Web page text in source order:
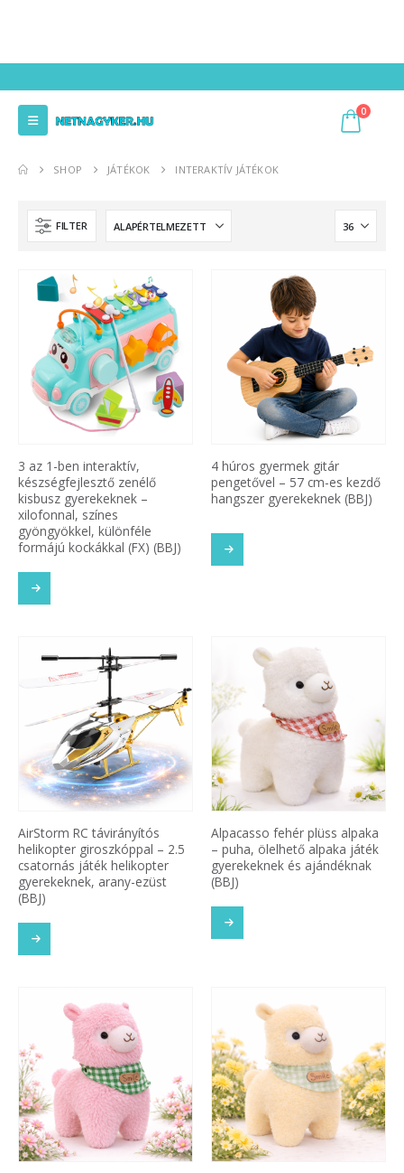
0
SHOP JÁTÉKOK INTERAKTÍV JÁTÉKOK
FILTER
3 az 1-ben interaktív,
készségfejlesztő zenélő
kisbusz gyerekeknek –
xilofonnal, színes
gyöngyökkel, különféle
formájú kockákkal (FX) (BBJ)
4 húros gyermek gitár
pengetővel – 57 cm-es kezdő
hangszer gyerekeknek (BBJ)
AirStorm RC távirányítós
helikopter giroszkóppal – 2.5
csatornás játék helikopter
gyerekeknek, arany-ezüst
(BBJ)
Alpacasso fehér plüss alpaka
– puha, ölelhető alpaka játék
gyerekeknek és ajándéknak
(BBJ)